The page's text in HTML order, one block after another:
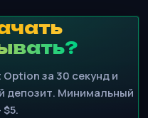
за 30 секунд и
депозит. Минимальный